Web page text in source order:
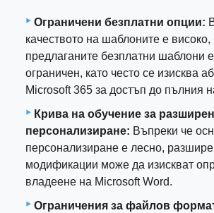
Ограничени безплатни опции:
качеството на шаблоните е високо,
предлаганите безплатни шаблони
ограничен, като често се изисква
Microsoft 365 за достъп до пълния
Крива на обучение за
персонализиране: Въпреки че
персонализиране е лесно,
модификации може да изискват
владеене на Microsoft Word.
Ограничения за файлов